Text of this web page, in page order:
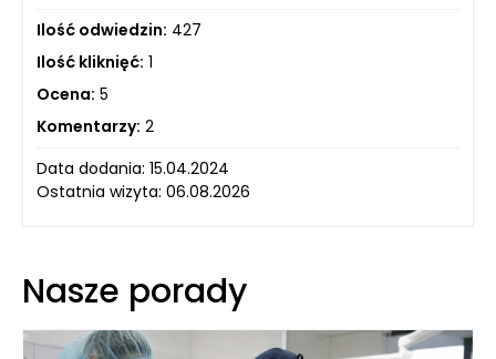
Ilość odwiedzin: 427
Ilość kliknięć: 1
Ocena: 5
Komentarzy: 2
Data dodania: 15.04.2024
Ostatnia wizyta: 06.08.2026
Nasze porady